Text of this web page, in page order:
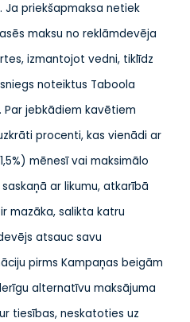
priekšapmaksa netiek
maksu no reklāmdevēja
izmantojot vedni, tiklīdz
noteiktus Taboola
jebkādiem kavētiem
procenti, kas vienādi ar
mēnesī vai maksimālo
ar likumu, atkarībā
mazāka, salikta katru
atsauc savu
pirms Kampaņas beigām
alternatīvu maksājuma
tiesības, neskatoties uz